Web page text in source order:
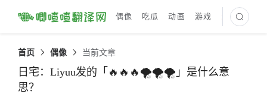
偶像 吃瓜 动画 游戏 最新译文
首页 偶像 当前文章
日宅：Liyuu发的「🔥🔥🔥🌪🌪🌪」是什么意
思？